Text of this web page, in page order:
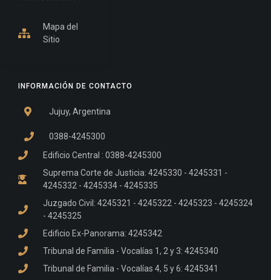
INFORMACIÓN DE CONTACTO
Jujuy, Argentina
0388-4245300
Edificio Central : 0388-4245300
Suprema Corte de Justicia: 4245330 - 4245331 -
4245332 - 4245334 - 4245335
Juzgado Civil: 4245321 - 4245322 - 4245323 - 4245324
- 4245325
Edificio Ex-Panorama: 4245342
Tribunal de Familia - Vocalías 1, 2 y 3: 4245340
Tribunal de Familia - Vocalías 4, 5 y 6: 4245341
Mapa del
Sitio